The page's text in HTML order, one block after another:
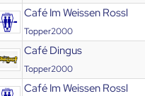
Café Im Weissen Rossl
Topper2000
Café Dingus
Topper2000
Café Im Weissen Rossl